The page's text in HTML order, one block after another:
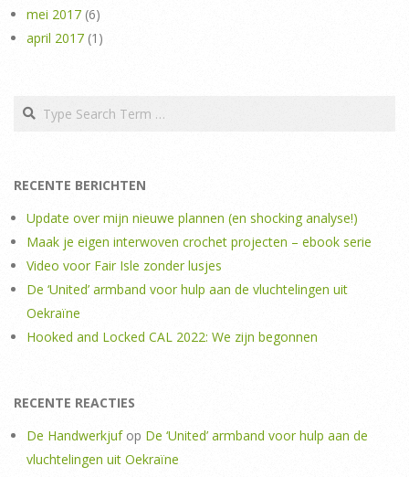
mei 2017 (6)
april 2017 (1)
Search
RECENTE BERICHTEN
Update over mijn nieuwe plannen (en shocking analyse!)
Maak je eigen interwoven crochet projecten – ebook serie
Video voor Fair Isle zonder lusjes
De ‘United’ armband voor hulp aan de vluchtelingen uit
Oekraïne
Hooked and Locked CAL 2022: We zijn begonnen
RECENTE REACTIES
De Handwerkjufop De ‘United’ armband voor hulp aan de
vluchtelingen uit Oekraïne